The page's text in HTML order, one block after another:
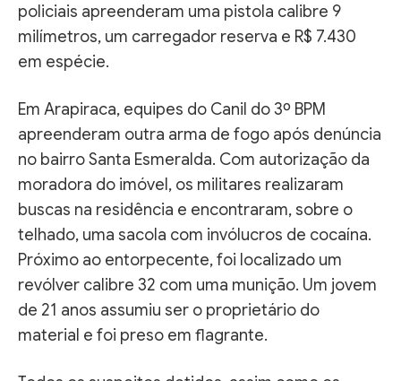
policiais apreenderam uma pistola calibre 9
milímetros, um carregador reserva e R$ 7.430
em espécie.
Em Arapiraca, equipes do Canil do 3º BPM
apreenderam outra arma de fogo após denúncia
no bairro Santa Esmeralda. Com autorização da
moradora do imóvel, os militares realizaram
buscas na residência e encontraram, sobre o
telhado, uma sacola com invólucros de cocaína.
Próximo ao entorpecente, foi localizado um
revólver calibre 32 com uma munição. Um jovem
de 21 anos assumiu ser o proprietário do
material e foi preso em flagrante.